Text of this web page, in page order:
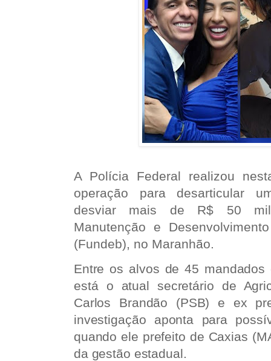
A Polícia Federal realizou
operação para desarticular
desviar mais de R$ 50
Manutenção e
(Fundeb), no Maranhão.
Entre os alvos de 45
está o atual secretário de
Carlos Brandão (PSB) e ex
investigação aponta para
quando ele prefeito de Caxias
da gestão estadual.